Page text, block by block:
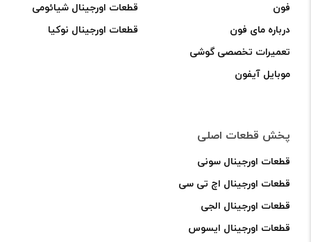
فون
درباره مای فون
تعمیرات تخصصی گوشی
موبایل آیفون
قطعات اورجینال شیائومی
قطعات اورجینال نوکیا
پخش قطعات اصلی
قطعات اورجینال سونی
قطعات اورجینال اچ تی سی
قطعات اورجینال الجی
قطعات اورجینال ایسوس